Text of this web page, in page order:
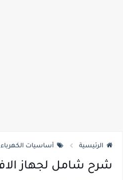
الرئيسية أساسيات الكهرباء